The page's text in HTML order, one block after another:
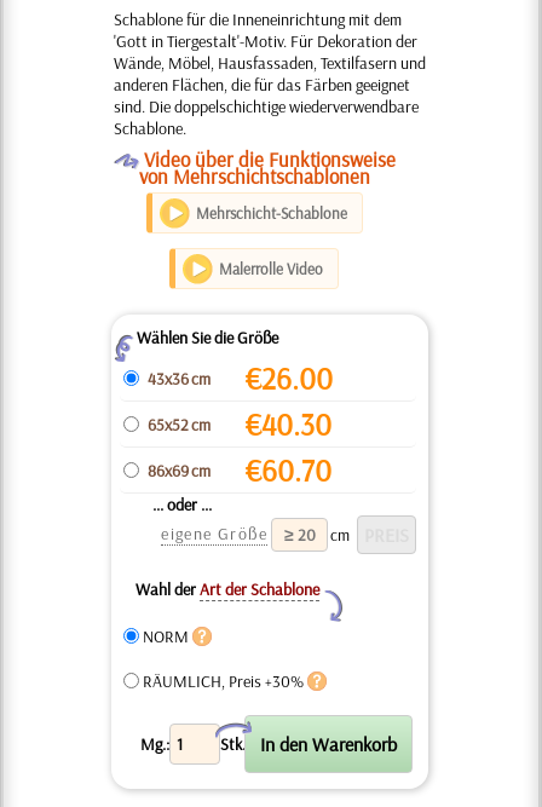
Schablone für die Inneneinrichtung mit dem
'Gott in Tiergestalt'-Motiv. Für Dekoration der
Wände, Möbel, Hausfassaden, Textilfasern und
anderen Flächen, die für das Färben geeignet
sind. Die doppelschichtige wiederverwendbare
Schablone.
O Video über die Funktionsweise
von Mehrschichtschablonen
Mehrschicht-Schablone
Malerrolle Video
ZWählen Sie die Größe
43x36 cm
€26.00
65x52 cm €40.30
86x69 cm €60.70
... oder ...
eigene Größe
cm
Wahl derArt der Schablone
Y
NORM
RÄUMLICH, Preis +30%
Mg.: Stk.
X